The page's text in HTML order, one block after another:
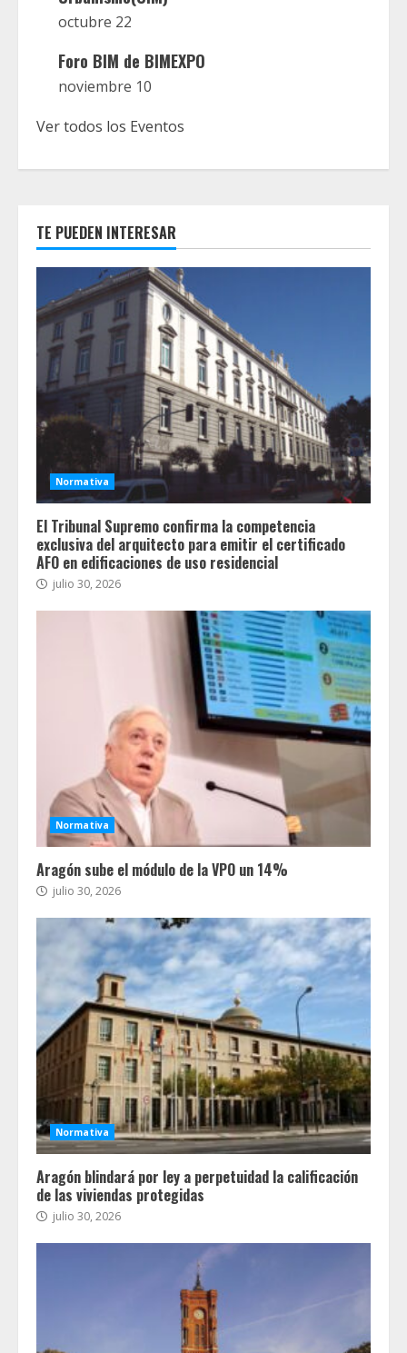
octubre 22
Foro BIM de BIMEXPO
noviembre 10
Ver todos los Eventos
TE PUEDEN INTERESAR
Normativa
El Tribunal Supremo confirma la competencia
exclusiva del arquitecto para emitir el certificado
AFO en edificaciones de uso residencial
julio 30, 2026
Normativa
Aragón sube el módulo de la VPO un 14%
julio 30, 2026
Normativa
Aragón blindará por ley a perpetuidad la calificación
de las viviendas protegidas
julio 30, 2026